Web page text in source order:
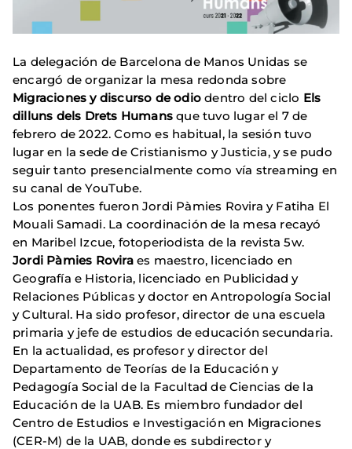
La delegación de Barcelona de Manos Unidas se
encargó de organizar la mesa redonda sobre
Migraciones y discurso de odiodentro del ciclo Els
dilluns dels Drets Humansque tuvo lugar el 7 de
febrero de 2022. Como es habitual, la sesión tuvo
lugar en la sede de Cristianismo y Justicia, y se pudo
seguir tanto presencialmente como vía streaming en
su canal de YouTube.
Los ponentes fueron Jordi Pàmies Rovira y Fatiha El
Mouali Samadi. La coordinación de la mesa recayó
en Maribel Izcue, fotoperiodista de la revista 5w.
Jordi Pàmies Roviraes maestro, licenciado en
Geografía e Historia, licenciado en Publicidad y
Relaciones Públicas y doctor en Antropología Social
y Cultural. Ha sido profesor, director de una escuela
primaria y jefe de estudios de educación secundaria.
En la actualidad, es profesor y director del
Departamento de Teorías de la Educación y
Pedagogía Social de la Facultad de Ciencias de la
Educación de la UAB. Es miembro fundador del
Centro de Estudios e Investigación en Migraciones
(CER-M) de la UAB, donde es subdirector y